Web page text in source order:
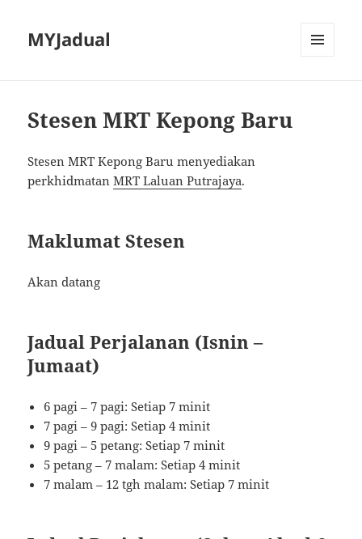
MYJadual
Stesen MRT Kepong Baru
Stesen MRT Kepong Baru menyediakan
perkhidmatanMRT Laluan Putrajaya.
Maklumat Stesen
Akan datang
Jadual Perjalanan (Isnin –
Jumaat)
6 pagi – 7 pagi: Setiap 7 minit
7 pagi – 9 pagi: Setiap 4 minit
9 pagi – 5 petang: Setiap 7 minit
5 petang – 7 malam: Setiap 4 minit
7 malam – 12 tgh malam: Setiap 7 minit